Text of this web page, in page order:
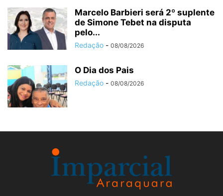
Marcelo Barbieri será 2º suplente
de Simone Tebet na disputa
pelo...
Redação - 08/08/2026
O Dia dos Pais
Redação - 08/08/2026